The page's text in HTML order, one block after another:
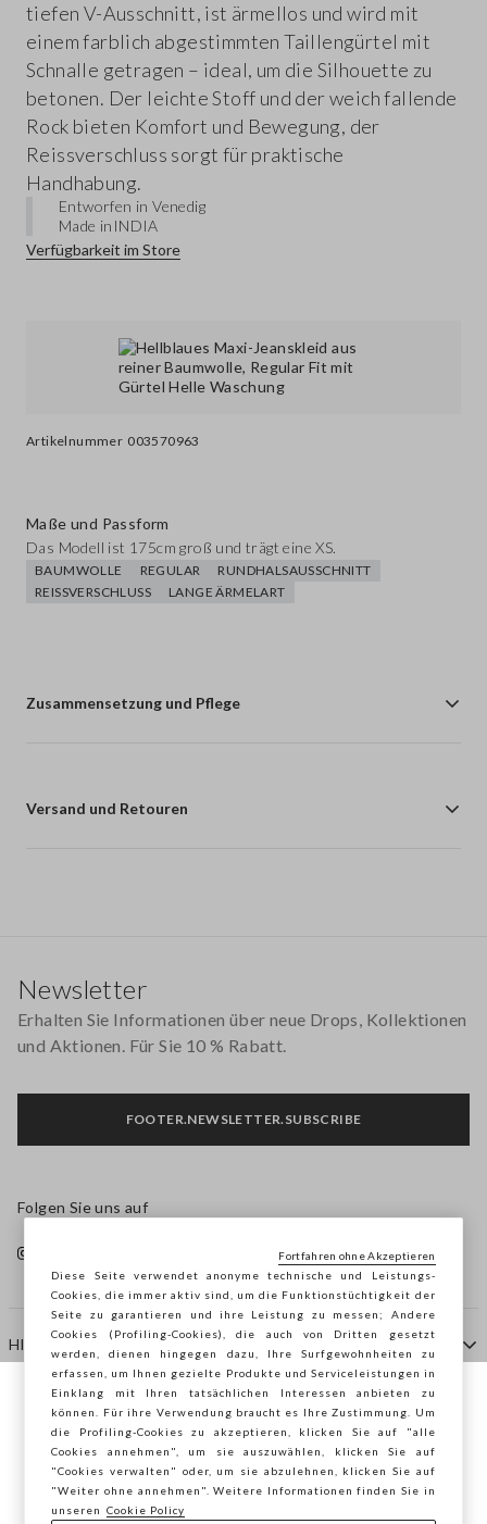
Artikelnummer 003570963
tiefen V-Ausschnitt, ist ärmellos und wird mit
einem farblich abgestimmten Taillengürtel mit
Schnalle getragen – ideal, um die Silhouette zu
betonen. Der leichte Stoff und der weich fallende
Rock bieten Komfort und Bewegung, der
Reissverschluss sorgt für praktische
Handhabung.
Entworfen in Venedig
Made in INDIA
Verfügbarkeit im Store
Maße und Passform
Das Modell ist 175cm groß und trägt eine XS.
BAUMWOLLE REGULAR
RUNDHALSAUSSCHNITT
REISSVERSCHLUSS
LANGE ÄRMELART
Zusammensetzung und Pflege
Versand und Retouren
HILFE
AGENTUR
KONTAKTE
Newsletter
Erhalten Sie Informationen über neue Drops, Kollektionen
und Aktionen. Für Sie 10 % Rabatt.
FOOTER.NEWSLETTER.SUBSCRIBE
Folgen Sie uns auf
Sie surfen auf der Seite von STEFANEL
Österreich, möchten Sie Ihren Standort
speichern?
Diese Seite verwendet anonyme technische und Leistungs-
Cookies, die immer aktiv sind, um die Funktionstüchtigkeit der
Seite zu garantieren und ihre Leistung zu messen; Andere
Cookies (Profiling-Cookies), die auch von Dritten gesetzt
werden, dienen hingegen dazu, Ihre Surfgewohnheiten zu
erfassen, um Ihnen gezielte Produkte und Serviceleistungen in
Einklang mit Ihren tatsächlichen Interessen anbieten zu
können. Für ihre Verwendung braucht es Ihre Zustimmung. Um
die Profiling-Cookies zu akzeptieren, klicken Sie auf "alle
Cookies annehmen", um sie auszuwählen, klicken Sie auf
"Cookies verwalten" oder, um sie abzulehnen, klicken Sie auf
"Weiter ohne annehmen". Weitere Informationen finden Sie in
unseren
Cookie Policy
Fortfahren ohne Akzeptieren